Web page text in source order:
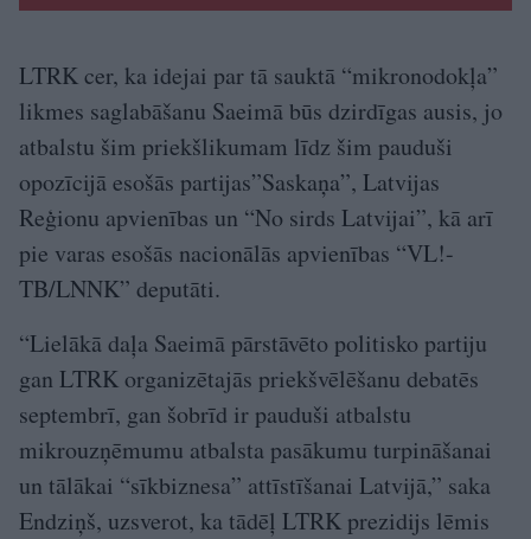
LTRK cer, ka idejai par tā sauktā “mikronodokļa”
likmes saglabāšanu Saeimā būs dzirdīgas ausis, jo
atbalstu šim priekšlikumam līdz šim pauduši
opozīcijā esošās partijas”Saskaņa”, Latvijas
Reģionu apvienības un “No sirds Latvijai”, kā arī
pie varas esošās nacionālās apvienības “VL!-
TB/LNNK” deputāti.
“Lielākā daļa Saeimā pārstāvēto politisko partiju
gan LTRK organizētajās priekšvēlēšanu debatēs
septembrī, gan šobrīd ir pauduši atbalstu
mikrouzņēmumu atbalsta pasākumu turpināšanai
un tālākai “sīkbiznesa” attīstīšanai Latvijā,” saka
Endziņš, uzsverot, ka tādēļ LTRK prezidijs lēmis